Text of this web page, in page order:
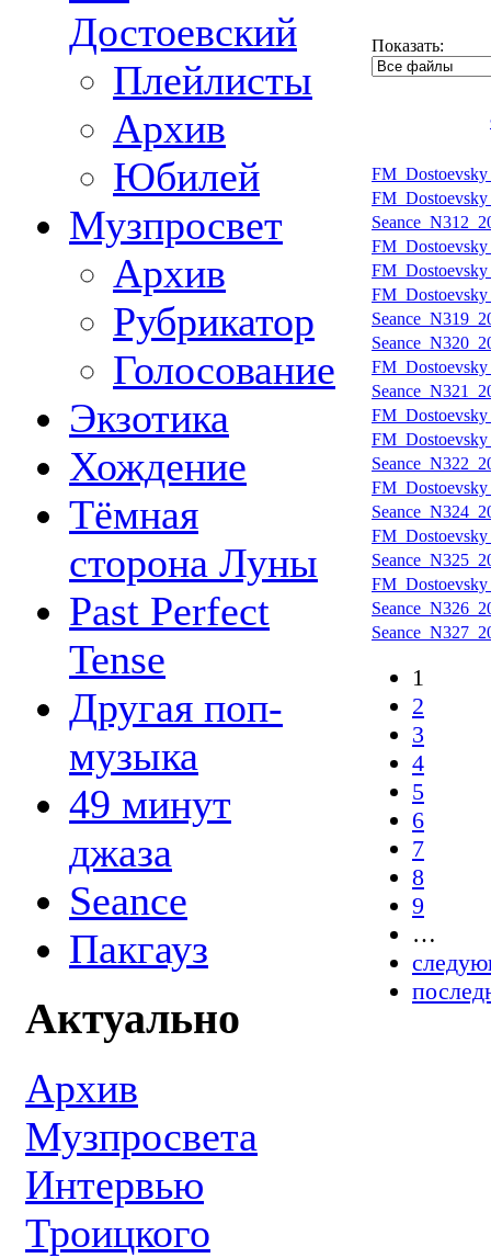
Достоевский
Плейлисты
Архив
Юбилей
Музпросвет
Архив
Рубрикатор
Голосование
Экзотика
Хождение
Тёмная
сторона Луны
Past Perfect
Tense
Другая поп-
музыка
49 минут
джаза
Seance
Пакгауз
Актуально
Архив
Музпросвета
Интервью
Троицкого
Показать:
1
2
3
4
5
6
7
8
9
…